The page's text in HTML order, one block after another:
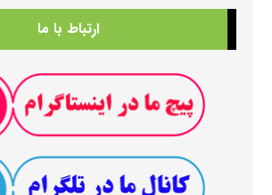
ارتباط با ما